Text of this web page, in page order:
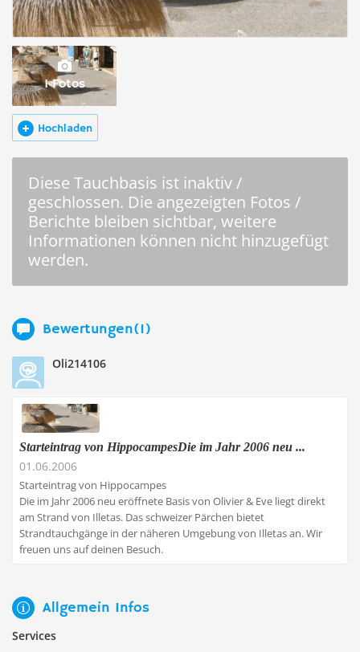
1 Fotos
Hochladen
Diese Tauchbasis ist inaktiv /
geschlossen. Die angezeigten Fotos /
Berichte bleiben sichtbar, weitere
Informationen können nicht hinzugefügt
werden.
Bewertungen(1)
Oli214106
Starteintrag von HippocampesDie im Jahr 2006 neu ...
01.06.2006
Starteintrag von Hippocampes
Die im Jahr 2006 neu eröffnete Basis von Olivier & Eve liegt direkt
am Strand von Illetas. Das schweizer Pärchen bietet
Strandtauchgänge in der näheren Umgebung von Illetas an. Wir
freuen uns auf deinen Besuch.
Allgemein Infos
Services